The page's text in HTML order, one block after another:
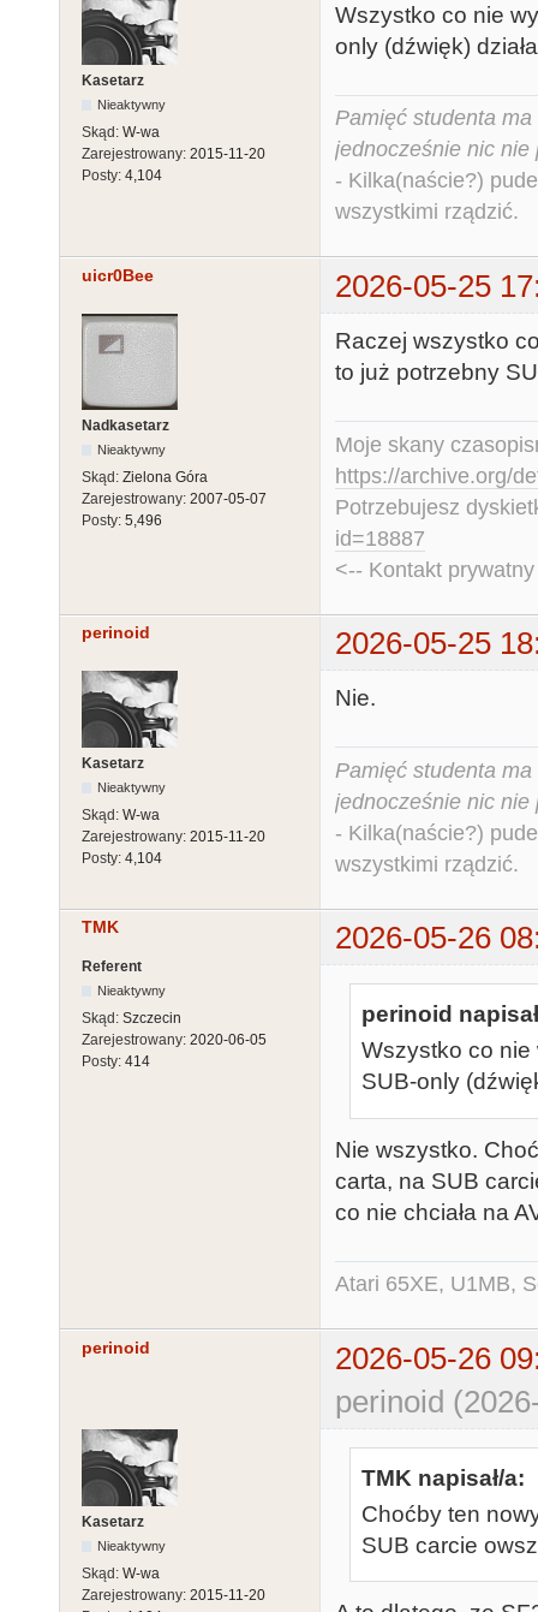
Kasetarz
Nieaktywny
Skąd: W-wa
Zarejestrowany: 2015-11-20
Posty: 4,104
Wszystko co nie
only (dźwięk)
Pamięć studenta
jednocześnie nic nie
- Kilka(naście?)
wszystkimi rządzić.
uicr0Bee 2026-05-25
Nadkasetarz
Nieaktywny
Skąd: Zielona Góra
Zarejestrowany: 2007-05-07
Posty: 5,496
Raczej wszystko
to już potrzebny
Moje skany
https://archive.org/
Potrzebujesz
id=18887
<-- Kontakt
perinoid 2026-05-25
Kasetarz
Nieaktywny
Skąd: W-wa
Zarejestrowany: 2015-11-20
Posty: 4,104
Nie.
Pamięć studenta
jednocześnie nic nie
- Kilka(naście?)
wszystkimi rządzić.
TMK 2026-05-26
Referent
Nieaktywny
Skąd: Szczecin
Zarejestrowany: 2020-06-05
Posty: 414
perinoid
Wszystko co nie
SUB-only
Nie wszystko.
carta, na SUB
co nie chciała na
Atari 65XE, U1MB,
perinoid
2026-05-26
perinoid
Kasetarz
Nieaktywny
Skąd: W-wa
Zarejestrowany: 2015-11-20
TMK napisał/a:
Choćby ten
SUB carcie